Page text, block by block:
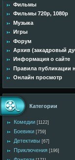
Фильмы
Фильмы 720p, 1080p
Музыка
Игры
Форум
Архив (закадровый
Информация о сайте
Правила публикации
Онлайн просмотр
Категории
Комедии [1122]
Боевики [759]
Детективы [67]
Приключения [196]